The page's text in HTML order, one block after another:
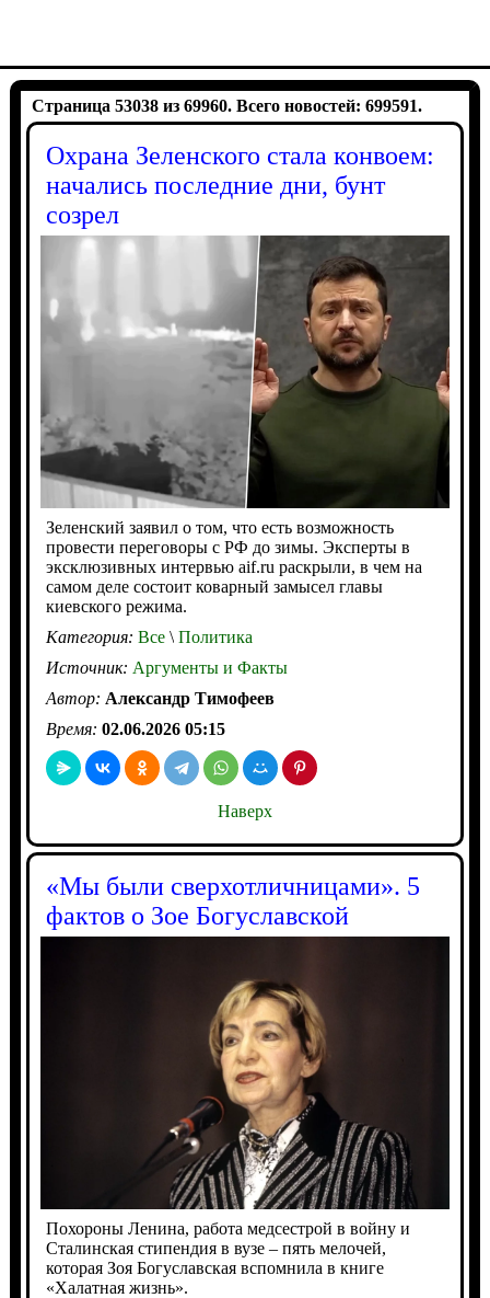
Страница 53038 из 69960. Всего новостей: 699591.
Охрана Зеленского стала конвоем:
начались последние дни, бунт
созрел
Зеленский заявил о том, что есть возможность
провести переговоры с РФ до зимы. Эксперты в
эксклюзивных интервью aif.ru раскрыли, в чем на
самом деле состоит коварный замысел главы
киевского режима.
Категория: Все\Политика
Источник: Аргументы и Факты
Автор: Александр Тимофеев
Время: 02.06.2026 05:15
Наверх
«Мы были сверхотличницами». 5
фактов о Зое Богуславской
Похороны Ленина, работа медсестрой в войну и
Сталинская стипендия в вузе – пять мелочей,
которая Зоя Богуславская вспомнила в книге
«Халатная жизнь».